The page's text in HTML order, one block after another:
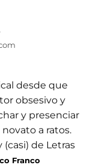
desde que
obsesivo y
y presenciar
a ratos.
de Letras
Franco